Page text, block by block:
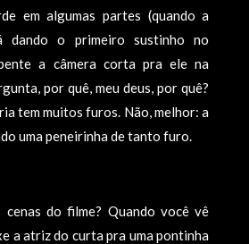
em algumas partes (quando a
dando o primeiro sustinho no
a câmera corta pra ele na
por quê, meu deus, por quê?
tem muitos furos. Não, melhor: a
uma peneirinha de tanto furo.
cenas do filme? Quando você vê
a atriz do curta pra uma pontinha